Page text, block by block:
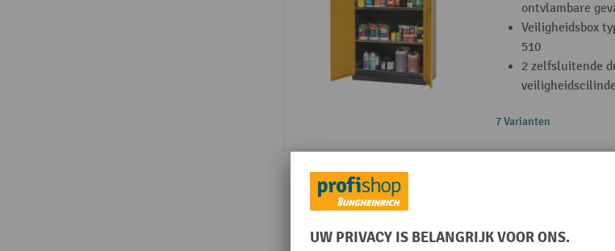
ontvlambare
Veiligheidsbox
510
2 zelfsluitende
7 Varianten
asecos®
Voor niet-